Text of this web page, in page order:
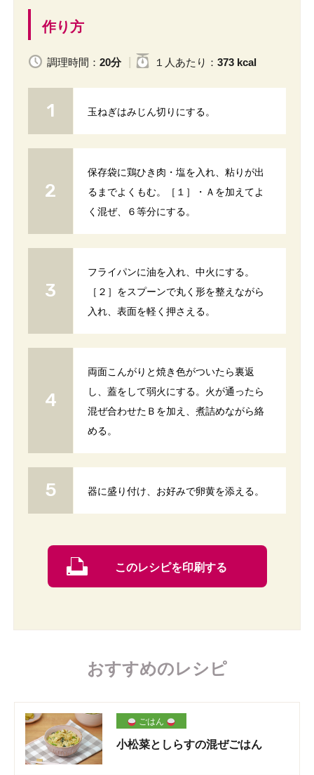
作り方
調理時間： 20分 １人 あたり ： 373 kcal
玉ねぎはみじん切りにする。
保存袋に鶏ひき肉・塩を入れ、粘りが出
るまでよくもむ。［１］・Ａを加えてよ
く混ぜ、６等分にする。
フライパンに油を入れ、中火にする。
［２］をスプーンで丸く形を整えながら
入れ、表面を軽く押さえる。
両面こんがりと焼き色がついたら裏返
し、蓋をして弱火にする。火が通ったら
混ぜ合わせたＢを加え、煮詰めながら絡
める。
器に盛り付け、お好みで卵黄を添える。
このレシピを印刷する
おすすめのレシピ
ごはん
小松菜としらすの混ぜごはん